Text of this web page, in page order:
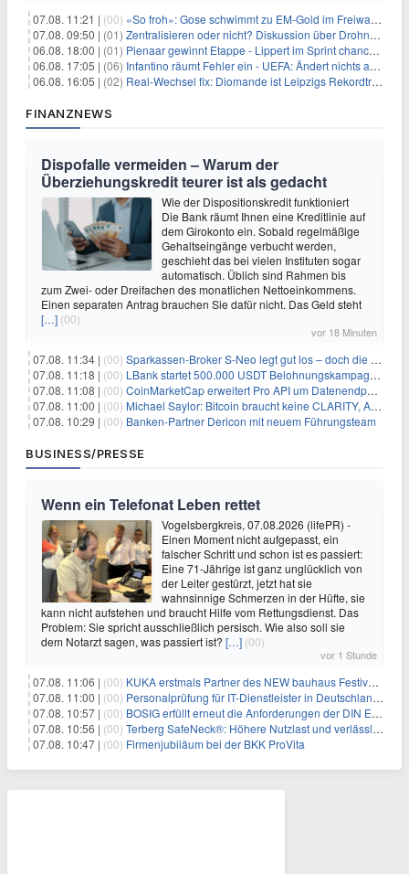
07.08. 11:21 | (00) «So froh»: Gose schwimmt zu EM-Gold im Freiwasser
07.08. 09:50 | (01) Zentralisieren oder nicht? Diskussion über Drohnenabwehr
06.08. 18:00 | (01) Pienaar gewinnt Etappe - Lippert im Sprint chancenlos
06.08. 17:05 | (06) Infantino räumt Fehler ein - UEFA: Ändert nichts an Boykott
06.08. 16:05 | (02) Real-Wechsel fix: Diomande ist Leipzigs Rekordtransfer
FINANZNEWS
Dispofalle vermeiden – Warum der
Überziehungskredit teurer ist als gedacht
Wie der Dispositionskredit funktioniert
Die Bank räumt Ihnen eine Kreditlinie auf
dem Girokonto ein. Sobald regelmäßige
Gehaltseingänge verbucht werden,
geschieht das bei vielen Instituten sogar
automatisch. Üblich sind Rahmen bis
zum Zwei- oder Dreifachen des monatlichen Nettoeinkommens.
Einen separaten Antrag brauchen Sie dafür nicht. Das Geld steht
[…] (00)
vor 18 Minuten
07.08. 11:34 | (00) Sparkassen-Broker S-Neo legt gut los – doch die Schwachstellen bleiben
07.08. 11:18 | (00) LBank startet 500.000 USDT Belohnungskampagne mit Pudgy Penguins
07.08. 11:08 | (00) CoinMarketCap erweitert Pro API um Datenendpunkte für reale Vermögenswerte
07.08. 11:00 | (00) Michael Saylor: Bitcoin braucht keine CLARITY, Amerika schon
07.08. 10:29 | (00) Banken-Partner Dericon mit neuem Führungsteam
BUSINESS/PRESSE
Wenn ein Telefonat Leben rettet
Vogelsbergkreis, 07.08.2026 (lifePR) -
Einen Moment nicht aufgepasst, ein
falscher Schritt und schon ist es passiert:
Eine 71-Jährige ist ganz unglücklich von
der Leiter gestürzt, jetzt hat sie
wahnsinnige Schmerzen in der Hüfte, sie
kann nicht aufstehen und braucht Hilfe vom Rettungsdienst. Das
Problem: Sie spricht ausschließlich persisch. Wie also soll sie
dem Notarzt sagen, was passiert ist? […] (00)
vor 1 Stunde
07.08. 11:06 | (00) KUKA erstmals Partner des NEW bauhaus Festivals 2026 in Weimar
07.08. 11:00 | (00) Personalprüfung für IT-Dienstleister in Deutschland: Was öffentliche Auftraggeber jetzt voraussetzen
07.08. 10:57 | (00) BOSIG erfüllt erneut die Anforderungen der DIN EN ISO 45001
07.08. 10:56 | (00) Terberg SafeNeck®: Höhere Nutzlast und verlässliche Fahrstabilität auf steilen Rampen
07.08. 10:47 | (00) Firmenjubiläum bei der BKK ProVita